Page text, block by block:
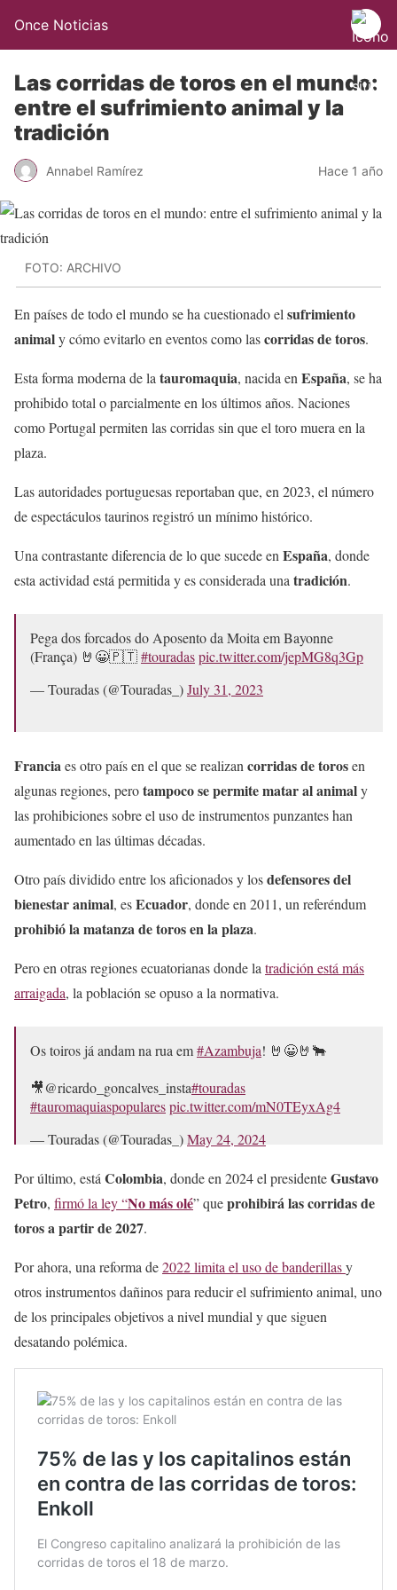
Once Noticias
Las corridas de toros en el mundo:
entre el sufrimiento animal y la
tradición
Annabel Ramírez Hace 1 año
FOTO: ARCHIVO
En países de todo el mundo se ha cuestionado el sufrimiento
animaly cómo evitarlo en eventos como lascorridas de toros.
Esta forma moderna de la tauromaquia, nacida en España, se ha
prohibido total o parcialmente en los últimos años. Naciones
como Portugal permiten las corridas sin que el toro muera en la
plaza.
Las autoridades portuguesas reportaban que, en 2023, el número
de espectáculos taurinos registró un mínimo histórico.
Una contrastante diferencia de lo que sucede en España, donde
esta actividad está permitida y es considerada una tradición.
Pega dos forcados do Aposento da Moita em Bayonne
(França) 🤘😀🇵🇹#touradaspic.twitter.com/jepMG8q3Gp
— Touradas (@Touradas_)July 31, 2023
Franciaes otro país en el que se realizan corridas de torosen
algunas regiones, perotampoco se permite matar al animaly
las prohibiciones sobre el uso de instrumentos punzantes han
aumentado en las últimas décadas.
Otro país dividido entre los aficionados y losdefensores del
bienestar animal, esEcuador, donde en 2011, un referéndum
prohibió la matanza de toros en la plaza.
Pero en otras regiones ecuatorianas donde la tradición está más
arraigada, la población se opuso a la normativa.
Os toiros já andam na rua em#Azambuja! 🤘😀🤘🐂
🎥@ricardo_goncalves_insta#touradas
#tauromaquiaspopularespic.twitter.com/mN0TEyxAg4
— Touradas (@Touradas_)May 24, 2024
Por último, está Colombia, donde en 2024 el presidenteGustavo
Petro, firmó la ley “No más olé” queprohibirá las corridas de
toros a partir de 2027.
Por ahora, una reforma de2022 limita el uso de banderillasy
otros instrumentos dañinos para reducir el sufrimiento animal, uno
de los principales objetivos a nivel mundial y que siguen
desatando polémica.